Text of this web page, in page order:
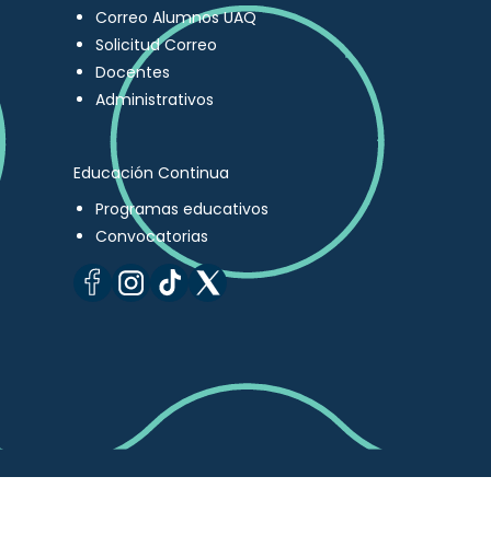
Correo Alumnos UAQ
Solicitud Correo
Docentes
Administrativos
Educación Continua
Programas educativos
Convocatorias